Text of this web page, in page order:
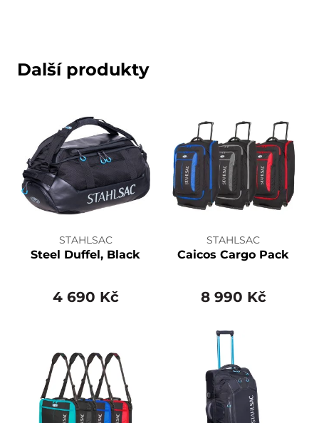
Další produkty
STAHLSAC
Steel Duffel, Black
4 690 Kč
STAHLSAC
Caicos Cargo Pack
8 990 Kč